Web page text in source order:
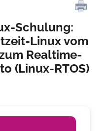
Schulung:
Linux vom
Realtime-
(Linux-RTOS)